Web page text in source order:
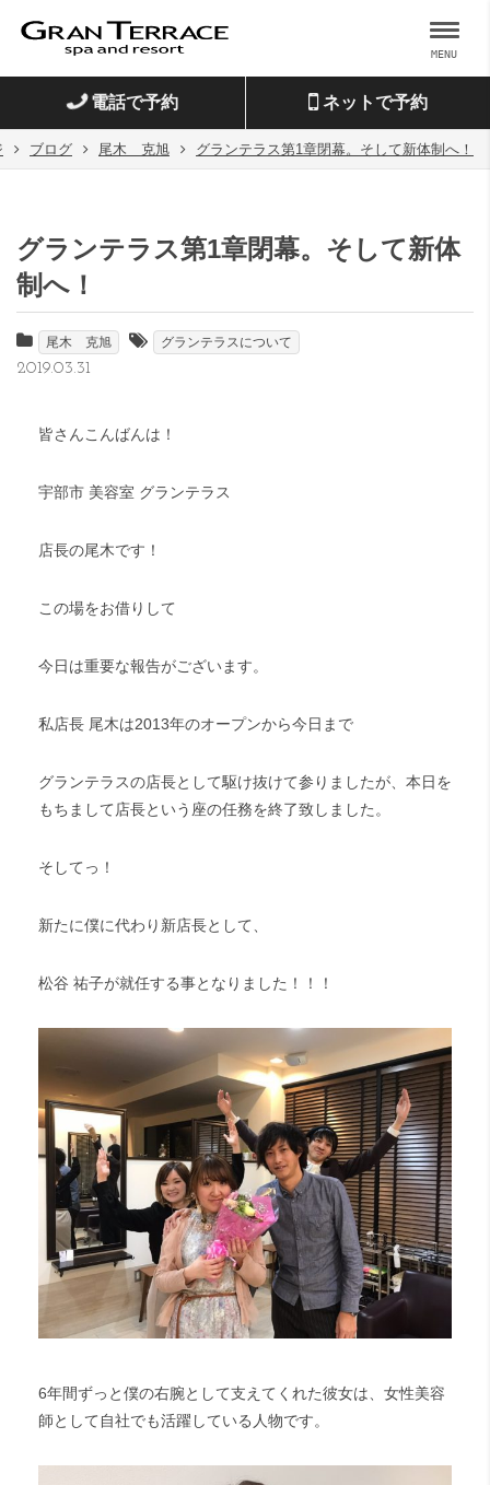
電話で予約 ネットで予約
ブログ 尾木 克旭 グランテラス第1章閉幕。そして新体制へ！
グランテラス第1章閉幕。そして新体
制へ！
尾木 克旭 グランテラスについて
2019.03.31
皆さんこんばんは！
宇部市 美容室 グランテラス
店長の尾木です！
この場をお借りして
今日は重要な報告がございます。
私店長 尾木は2013年のオープンから今日まで
グランテラスの店長として駆け抜けて参りましたが、本日を
もちまして店長という座の任務を終了致しました。
そしてっ！
新たに僕に代わり新店長として、
松谷 祐子が就任する事となりました！！！
6年間ずっと僕の右腕として支えてくれた彼女は、女性美容
師として自社でも活躍している人物です。
MENU